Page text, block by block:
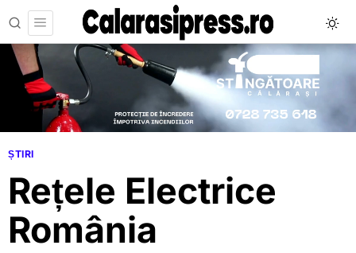
ȘTIRI
Rețele Electrice
România